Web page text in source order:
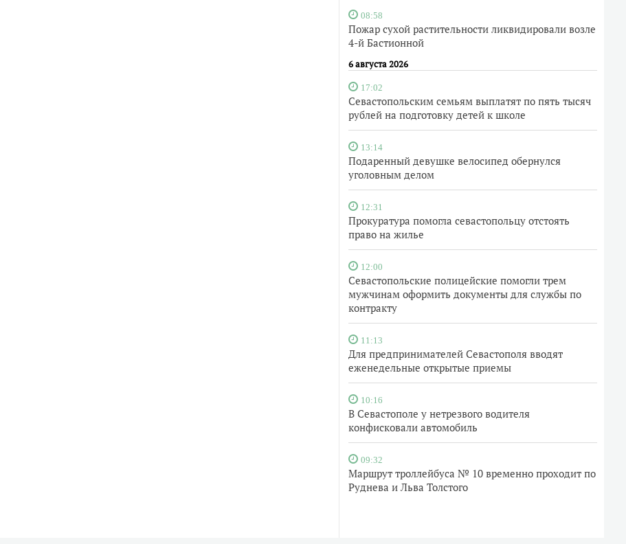
08:58
Пожар сухой растительности ликвидировали возле
4-й Бастионной
6 августа 2026
17:02
Севастопольским семьям выплатят по пять тысяч
рублей на подготовку детей к школе
13:14
Подаренный девушке велосипед обернулся
уголовным делом
12:31
Прокуратура помогла севастопольцу отстоять
право на жилье
12:00
Севастопольские полицейские помогли трем
мужчинам оформить документы для службы по
контракту
11:13
Для предпринимателей Севастополя вводят
еженедельные открытые приемы
10:16
В Севастополе у нетрезвого водителя
конфисковали автомобиль
09:32
Маршрут троллейбуса № 10 временно проходит по
Руднева и Льва Толстого